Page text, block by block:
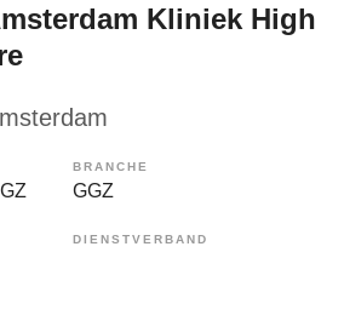
Kliniek High
BRANCHE
GGZ
DIENSTVERBAND